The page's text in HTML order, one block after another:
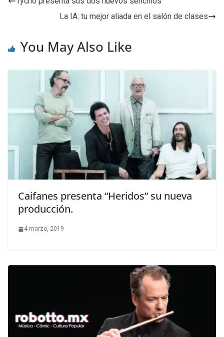
La IA: tu mejor aliada en el salón de clases
You May Also Like
Caifanes presenta “Heridos” su nueva
producción.
4 marzo, 2019